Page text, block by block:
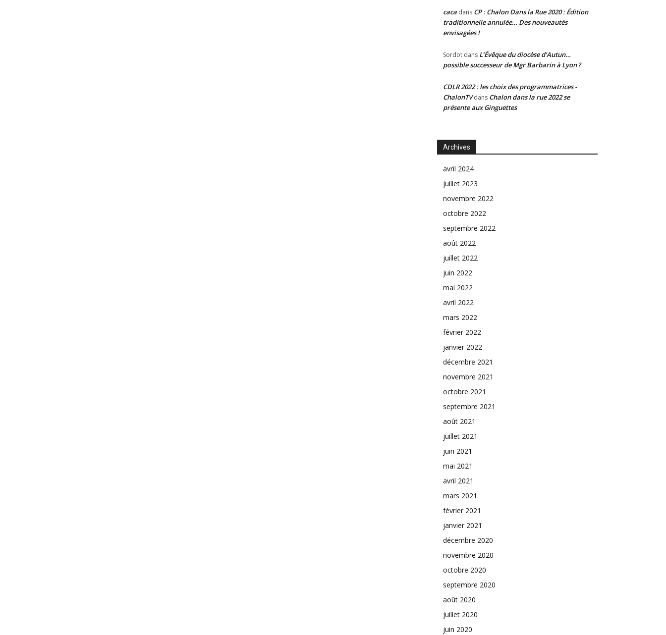
caca dans CP : Chalon Dans la Rue 2020 : Édition
traditionnelle annulée… Des nouveautés
envisagées !
Sordot dans L’Évêque du diocèse d’Autun…
possible successeur de Mgr Barbarin à Lyon ?
CDLR 2022 : les choix des programmatrices -
ChalonTVdans Chalon dans la rue 2022 se
présente aux Ginguettes
Archives
avril 2024
juillet 2023
novembre 2022
octobre 2022
septembre 2022
août 2022
juillet 2022
juin 2022
mai 2022
avril 2022
mars 2022
février 2022
janvier 2022
décembre 2021
novembre 2021
octobre 2021
septembre 2021
août 2021
juillet 2021
juin 2021
mai 2021
avril 2021
mars 2021
février 2021
janvier 2021
décembre 2020
novembre 2020
octobre 2020
septembre 2020
août 2020
juillet 2020
juin 2020